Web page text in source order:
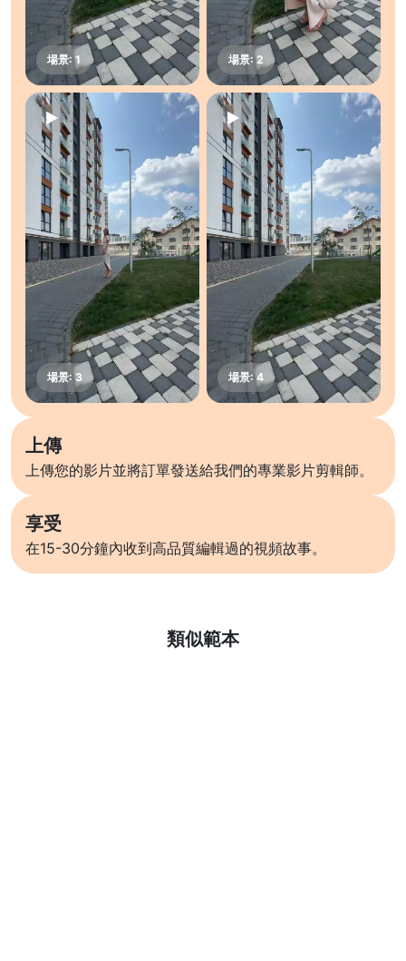
上傳
上傳您的影片並將訂單發送給我們的專業影片剪輯師。
享受
在15-30分鐘內收到高品質編輯過的視頻故事。
類似範本
了解更多